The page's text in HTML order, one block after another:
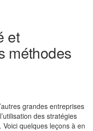
et
méthodes
grandes entreprises
des stratégies
quelques leçons à en